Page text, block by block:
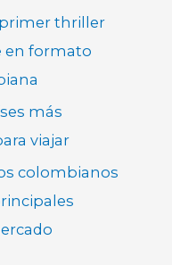
thriller
en formato
más
viajar
colombianos